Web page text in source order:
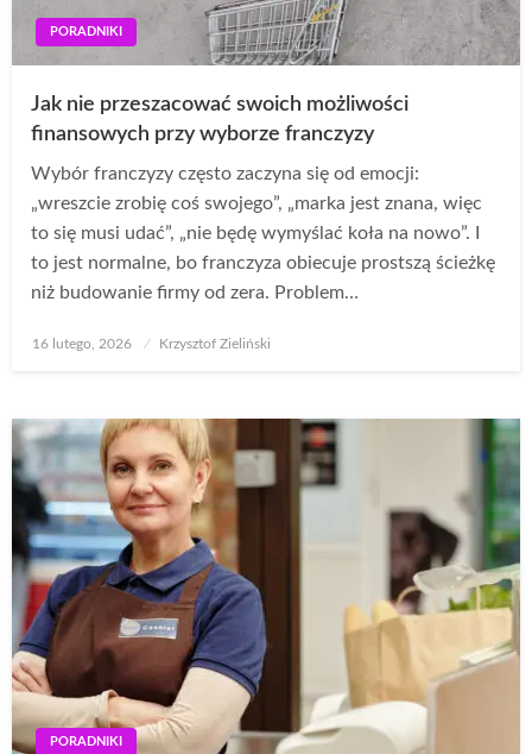
PORADNIKI
Jak nie przeszacować swoich możliwości
finansowych przy wyborze franczyzy
Wybór franczyzy często zaczyna się od emocji:
„wreszcie zrobię coś swojego”, „marka jest znana, więc
to się musi udać”, „nie będę wymyślać koła na nowo”. I
to jest normalne, bo franczyza obiecuje prostszą ścieżkę
niż budowanie firmy od zera. Problem…
Opublikowane
16 lutego, 2026 Krzysztof Zieliński
PORADNIKI